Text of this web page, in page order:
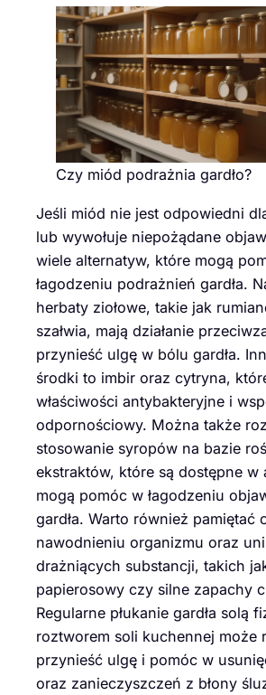
Czy miód podrażnia gardło?
Jeśli miód nie jest odpowiedni
lub wywołuje niepożądane
wiele alternatyw, które mogą
łagodzeniu podrażnień gardła.
herbaty ziołowe, takie jak
szałwia, mają działanie
przynieść ulgę w bólu gardła.
środki to imbir oraz cytryna,
właściwości antybakteryjne i
odpornościowy. Można także
stosowanie syropów na bazie
ekstraktów, które są dostępne w
mogą pomóc w łagodzeniu
gardła. Warto również pamiętać
nawodnieniu organizmu oraz
drażniących substancji, takich
papierosowy czy silne zapachy
Regularne płukanie gardła solą
roztworem soli kuchennej może
przynieść ulgę i pomóc w
oraz zanieczyszczeń z błony